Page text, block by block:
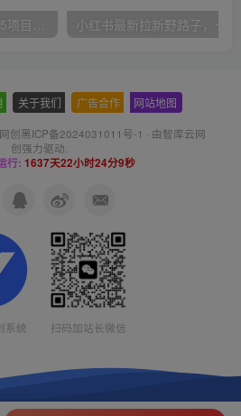
无限接码撸红包单号0.75项目无偿分享给你【揭秘】
关于我们 广告合作 网站地图
创黑ICP备2024031011号-1 · 由智库云网
创强力驱动.
行: 1637天22小时24分9秒
系统
扫码加站长微信